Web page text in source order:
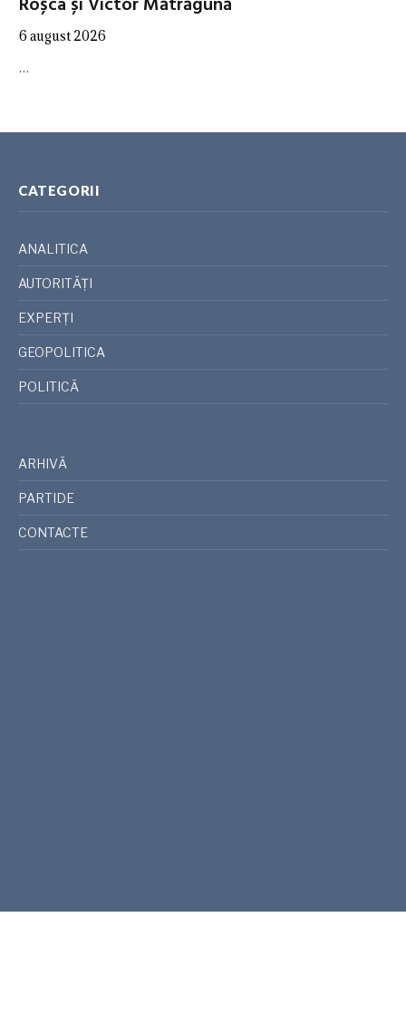
6 august 2026
…
CATEGORII
ANALITICA
AUTORITĂȚI
EXPERȚI
GEOPOLITICA
POLITICĂ
ARHIVĂ
PARTIDE
CONTACTE